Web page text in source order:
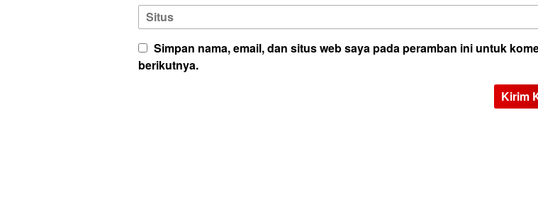
Simpan nama, email, dan situs web saya pada peramban ini untuk
berikutnya.